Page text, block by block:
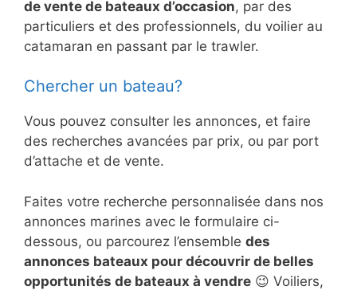
de vente de bateaux d’occasion, par des
particuliers et des professionnels, du voilier au
catamaran en passant par le trawler.
Chercher un bateau?
Vous pouvez consulter les annonces, et faire
des recherches avancées par prix, ou par port
d’attache et de vente.
Faites votre recherche personnalisée dans nos
annonces marines avec le formulaire ci-
dessous, ou parcourez l’ensemble des
annonces bateaux pour découvrir de belles
opportunités de bateaux à vendre 😉 Voiliers,